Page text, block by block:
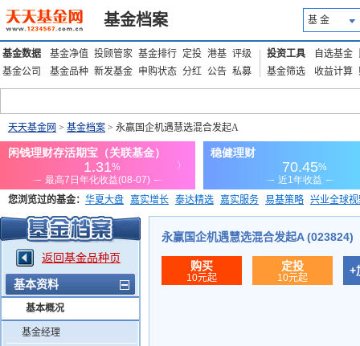
基金档案 基 金
基金数据 基金净值 投顾管家 基金排行 定投 港基 评级
基金公司
基金品种 新发基金 申购状态 分红 公告 私募
投资工具 自选基金
基金筛选
收益计算
天天基金网 > 基金档案 > 永赢国企机遇慧选混合发起A
您浏览过的基金： 华夏大盘 嘉实增长 泰达精选 嘉实服务 易基策略 兴业全球
添富优势 华安宏利 上证180价值ETF
返回基金品种页
基本资料
基本概况
基金经理
永赢国企机遇慧选混合发起A (023824)
购买
10元起
定投
10元起
+